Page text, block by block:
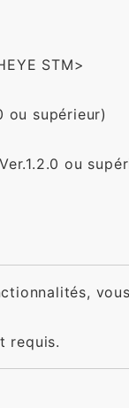
STM>
ou supérieur)
ou
requis.